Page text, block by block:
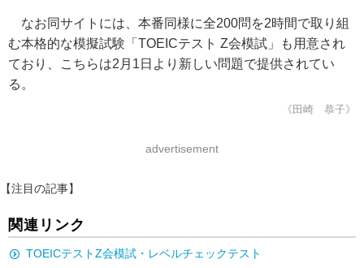
なお同サイトには、本番同様に全200問を2時間で取り組
む本格的な模擬試験「TOEICテスト Z会模試」も用意され
ており、こちらは2月1日より新しい問題で提供されてい
る。
《田崎 恭子》
advertisement
【注目の記事】
関連リンク
TOEICテストZ会模試・レベルチェックテスト